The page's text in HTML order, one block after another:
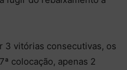
3 vitórias consecutivas, os
colocação, apenas 2